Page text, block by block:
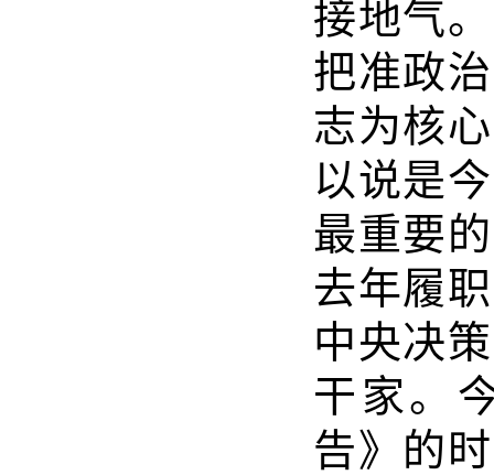
接地气
把准政
志为核
以说是
最重要
去年履
中央决
干家。
告》的